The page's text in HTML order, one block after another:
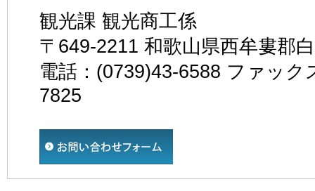
観光課 観光商工係
〒649-2211 和歌山県西牟婁郡
電話：(0739)43-6588 ファック
7825